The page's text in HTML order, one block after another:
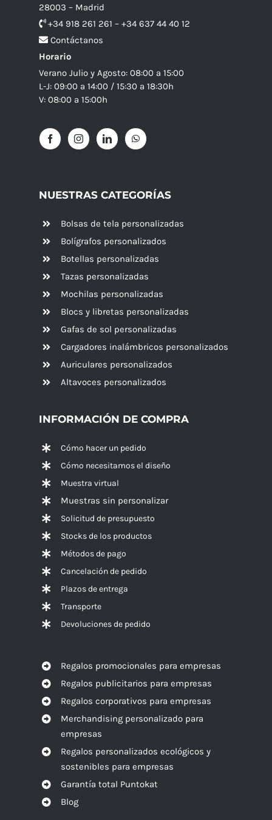
28003 – Madrid
+34 918 261 261 – +34 637 44 40 12
Contáctanos
Horario
Verano Julio y Agosto: 08:00 a 15:00
L-J: 09:00 a 14:00 / 15:30 a 18:30h
V: 08:00 a 15:00h
NUESTRAS CATEGORÍAS
Bolsas de tela personalizadas
Bolígrafos personalizados
Botellas personalizadas
Tazas personalizadas
Mochilas personalizadas
Blocs y libretas personalizadas
Gafas de sol personalizadas
Cargadores inalámbricos personalizados
Auriculares personalizados
Altavoces personalizados
INFORMACIÓN DE COMPRA
Cómo hacer un pedido
Cómo necesitamos el diseño
Muestra virtual
Muestras sin personalizar
Solicitud de presupuesto
Stocks de los productos
Métodos de pago
Cancelación de pedido
Plazos de entrega
Transporte
Devoluciones de pedido
Regalos promocionales para empresas
Regalos publicitarios para empresas
Regalos corporativos para empresas
Merchandising personalizado para
empresas
Regalos personalizados ecológicos y
sostenibles para empresas
Garantía total Puntokat
Blog